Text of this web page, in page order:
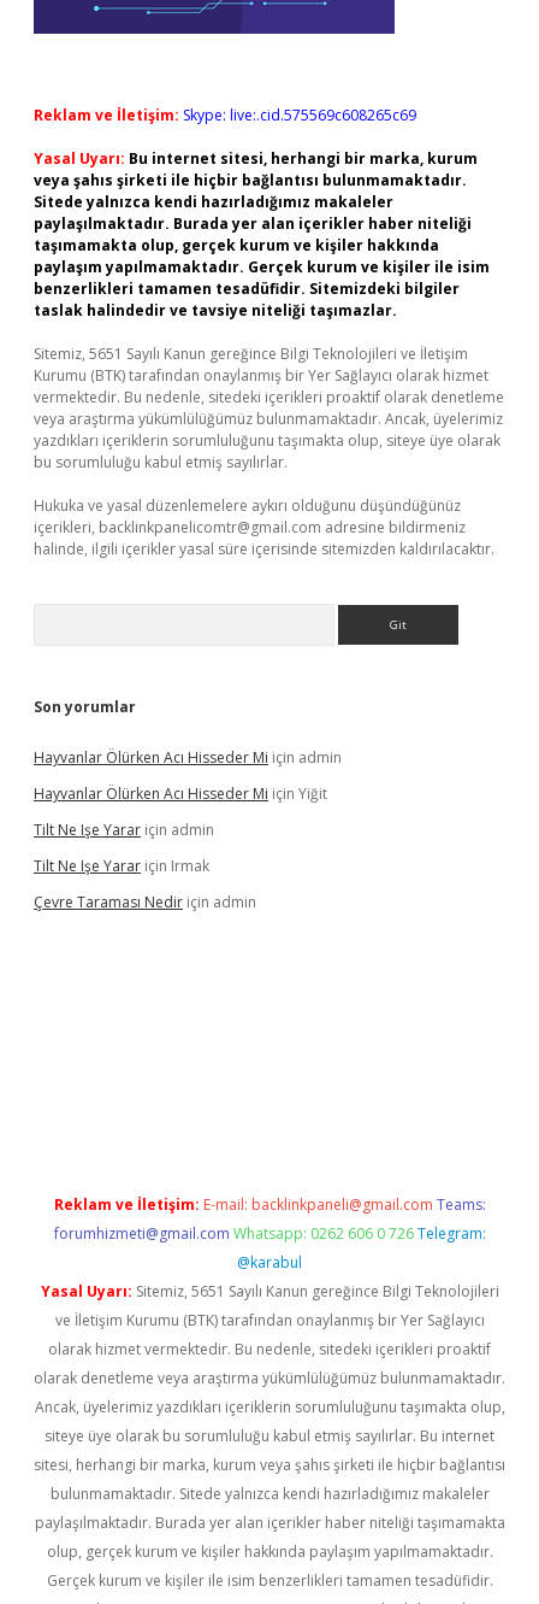
Reklam ve İletişim: Skype: live:.cid.575569c608265c69
Yasal Uyarı: Bu internet sitesi, herhangi bir marka, kurum
veya şahıs şirketi ile hiçbir bağlantısı bulunmamaktadır.
Sitede yalnızca kendi hazırladığımız makaleler
paylaşılmaktadır. Burada yer alan içerikler haber niteliği
taşımamakta olup, gerçek kurum ve kişiler hakkında
paylaşım yapılmamaktadır. Gerçek kurum ve kişiler ile isim
benzerlikleri tamamen tesadüfidir. Sitemizdeki bilgiler
taslak halindedir ve tavsiye niteliği taşımazlar.
Sitemiz, 5651 Sayılı Kanun gereğince Bilgi Teknolojileri ve İletişim
Kurumu (BTK) tarafından onaylanmış bir Yer Sağlayıcı olarak hizmet
vermektedir. Bu nedenle, sitedeki içerikleri proaktif olarak denetleme
veya araştırma yükümlülüğümüz bulunmamaktadır. Ancak, üyelerimiz
yazdıkları içeriklerin sorumluluğunu taşımakta olup, siteye üye olarak
bu sorumluluğu kabul etmiş sayılırlar.
Hukuka ve yasal düzenlemelere aykırı olduğunu düşündüğünüz
içerikleri, backlinkpanelicomtr@gmail.com adresine bildirmeniz
halinde, ilgili içerikler yasal süre içerisinde sitemizden kaldırılacaktır.
Son yorumlar
Hayvanlar Ölürken Acı Hisseder Mi için admin
Hayvanlar Ölürken Acı Hisseder Mi için Yiğit
Tilt Ne Işe Yarar için admin
Tilt Ne Işe Yarar için Irmak
Çevre Taraması Nedir için admin
Reklam ve İletişim: E-mail: backlinkpaneli@gmail.com Teams:
forumhizmeti@gmail.com Whatsapp: 0262 606 0 726 Telegram:
@karabul
Yasal Uyarı: Sitemiz, 5651 Sayılı Kanun gereğince Bilgi Teknolojileri
ve İletişim Kurumu (BTK) tarafından onaylanmış bir Yer Sağlayıcı
olarak hizmet vermektedir. Bu nedenle, sitedeki içerikleri proaktif
olarak denetleme veya araştırma yükümlülüğümüz bulunmamaktadır.
Ancak, üyelerimiz yazdıkları içeriklerin sorumluluğunu taşımakta olup,
siteye üye olarak bu sorumluluğu kabul etmiş sayılırlar. Bu internet
sitesi, herhangi bir marka, kurum veya şahıs şirketi ile hiçbir bağlantısı
bulunmamaktadır. Sitede yalnızca kendi hazırladığımız makaleler
paylaşılmaktadır. Burada yer alan içerikler haber niteliği taşımamakta
olup, gerçek kurum ve kişiler hakkında paylaşım yapılmamaktadır.
Gerçek kurum ve kişiler ile isim benzerlikleri tamamen tesadüfidir.